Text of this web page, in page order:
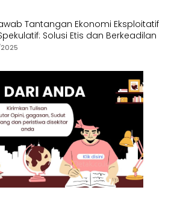
Tantangan Ekonomi Eksploitatif
Solusi Etis dan Berkeadilan